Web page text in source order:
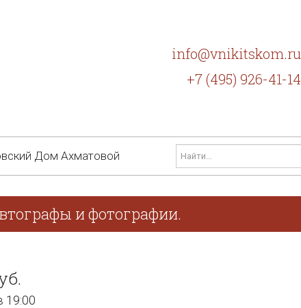
info@vnikitskom.ru
+7 (495) 926-41-14
Дом Ахматовой
и фотографии.
19:00